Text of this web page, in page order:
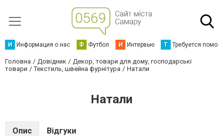
И Информация о нас Ф Футбол И Интервью Т Требуется
Головна Довідник
Декор, товари для дому, господарські
товари
Текстиль, швейна фурнітура Натали
Натали
Опис Відгуки